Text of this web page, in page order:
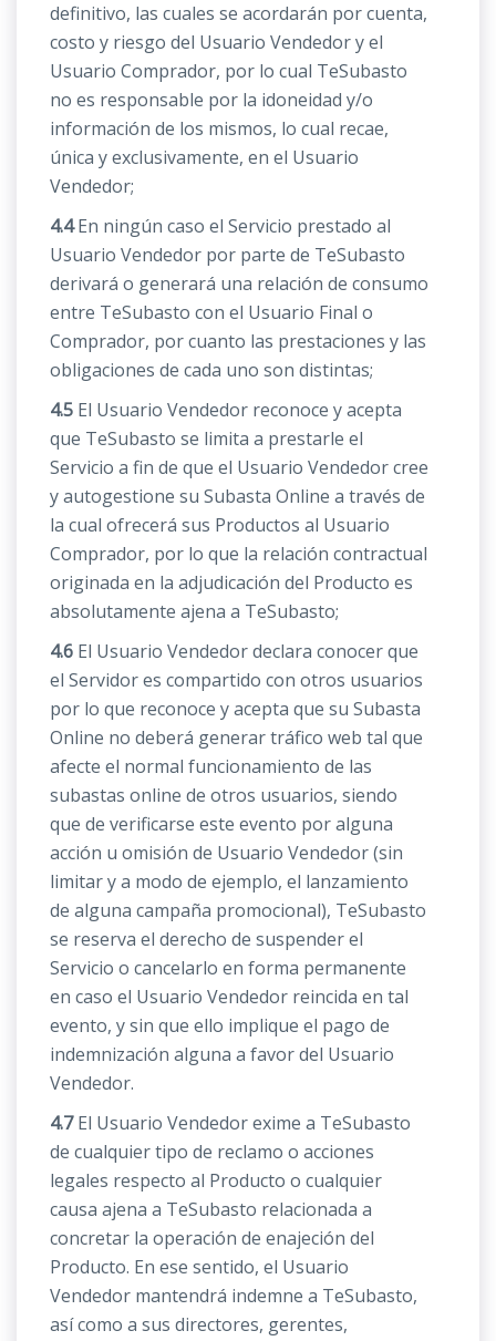
definitivo, las cuales se acordarán por cuenta,
costo y riesgo del Usuario Vendedor y el
Usuario Comprador, por lo cual TeSubasto
no es responsable por la idoneidad y/o
información de los mismos, lo cual recae,
única y exclusivamente, en el Usuario
Vendedor;
4.4En ningún caso el Servicio prestado al
Usuario Vendedor por parte de TeSubasto
derivará o generará una relación de consumo
entre TeSubasto con el Usuario Final o
Comprador, por cuanto las prestaciones y las
obligaciones de cada uno son distintas;
4.5 El Usuario Vendedor reconoce y acepta
que TeSubasto se limita a prestarle el
Servicio a fin de que el Usuario Vendedor cree
y autogestione su Subasta Online a través de
la cual ofrecerá sus Productos al Usuario
Comprador, por lo que la relación contractual
originada en la adjudicación del Producto es
absolutamente ajena a TeSubasto;
4.6 El Usuario Vendedor declara conocer que
el Servidor es compartido con otros usuarios
por lo que reconoce y acepta que su Subasta
Online no deberá generar tráfico web tal que
afecte el normal funcionamiento de las
subastas online de otros usuarios, siendo
que de verificarse este evento por alguna
acción u omisión de Usuario Vendedor (sin
limitar y a modo de ejemplo, el lanzamiento
de alguna campaña promocional), TeSubasto
se reserva el derecho de suspender el
Servicio o cancelarlo en forma permanente
en caso el Usuario Vendedor reincida en tal
evento, y sin que ello implique el pago de
indemnización alguna a favor del Usuario
Vendedor.
4.7El Usuario Vendedor exime a TeSubasto
de cualquier tipo de reclamo o acciones
legales respecto al Producto o cualquier
causa ajena a TeSubasto relacionada a
concretar la operación de enajeción del
Producto. En ese sentido, el Usuario
Vendedor mantendrá indemne a TeSubasto,
así como a sus directores, gerentes,